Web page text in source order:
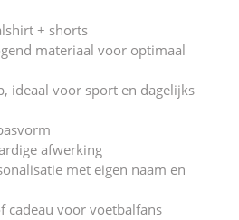
+ shorts
materiaal voor optimaal
ideaal voor sport en dagelijks
afwerking
met eigen naam en
cadeau voor voetbalfans